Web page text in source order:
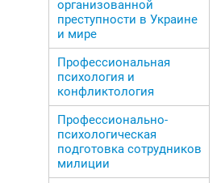
организованной
преступности в Украине
и мире
Профессиональная
психология и
конфликтология
Профессионально-
психологическая
подготовка сотрудников
милиции